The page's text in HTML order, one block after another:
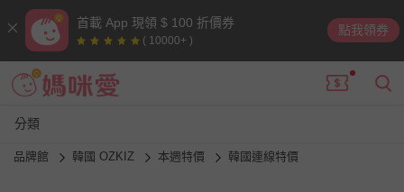
首載 App 現領 $ 100 折價券
( 10000+ )
點我領券
分類
品牌館 韓國 OZKIZ 本週特價 韓國連線特價